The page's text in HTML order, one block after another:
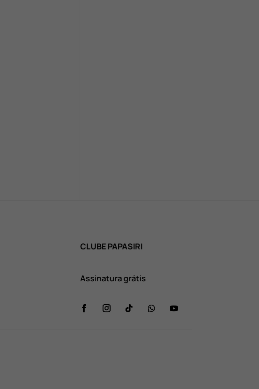
CLUBE PAPASIRI
Assinatura grátis